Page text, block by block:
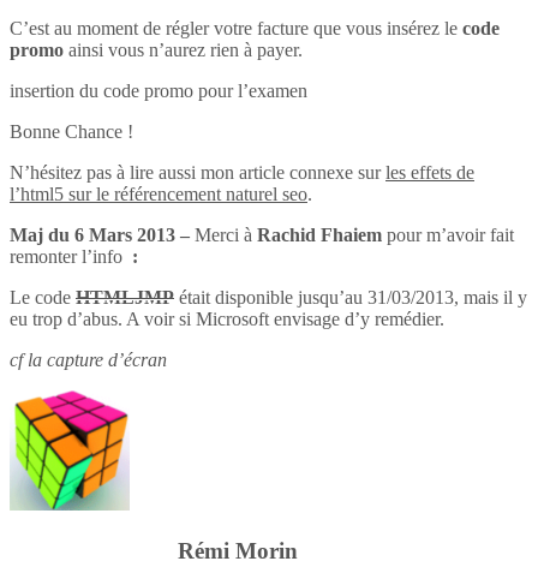
C’est au moment de régler votre facture que vous insérez le code
promo ainsi vous n’aurez rien à payer.
insertion du code promo pour l’examen
Bonne Chance !
N’hésitez pas à lire aussi mon article connexe surles effets de
l’html5 sur le référencement naturel seo.
Maj du 6 Mars 2013 – Merci à Rachid Fhaiem pour m’avoir fait
remonter l’info :
Le code HTMLJMP était disponible jusqu’au 31/03/2013, mais il y
eu trop d’abus. A voir si Microsoft envisage d’y remédier.
cf la capture d’écran
Rémi Morin